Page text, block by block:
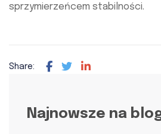
sprzymierzeńcem stabilności.
Share:
Najnowsze na